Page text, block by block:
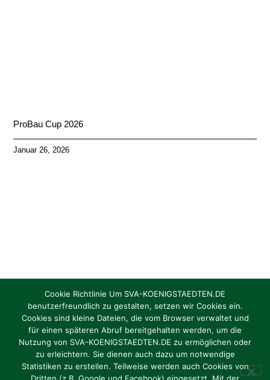
ProBau Cup 2026
Januar 26, 2026
Torhüter/in gesucht Jahrgang 2012 / 2013
Oktober 1, 2024
Cookie Richtlinie Um SVA-KOENIGSTAEDTEN.DE
benutzerfreundlich zu gestalten, setzen wir Cookies ein.
Cookies sind kleine Dateien, die vom Browser verwaltet und
für einen späteren Abruf bereitgehalten werden, um die
Nutzung von SVA-KOENIGSTAEDTEN.DE zu ermöglichen oder
zu erleichtern. Sie dienen auch dazu um notwendige
Statistiken zu erstellen. Teilweise werden auch Cookies von